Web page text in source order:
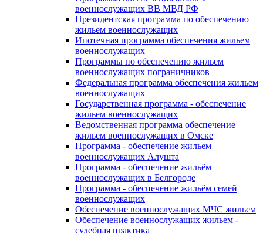
военнослужащих ВВ МВД РФ
Президентская программа по обеспечению
жильем военнослужащих
Ипотечная программа обеспечения жильем
военнослужащих
Программы по обеспечению жильем
военнослужащих пограничников
Федеральная программа обеспечения жильем
военнослужащих
Государственная программа - обеспечение
жильем военнослужащих
Ведомственная программа обеспечение
жильем военнослужащих в Омске
Программа - обеспечение жильем
военнослужащих Алушта
Программа - обеспечение жильём
военнослужащих в Белгороде
Программа - обеспечение жильём семей
военнослужащих
Обеспечение военнослужащих МЧС жильем
Обеспечение военнослужащих жильем -
судебная практика